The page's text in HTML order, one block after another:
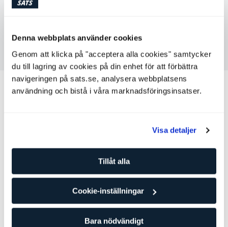
Denna webbplats använder cookies
Genom att klicka på "acceptera alla cookies" samtycker
du till lagring av cookies på din enhet för att förbättra
navigeringen på sats.se, analysera webbplatsens
användning och bistå i våra marknadsföringsinsatser.
Visa detaljer
Tillåt alla
Cookie-inställningar
Bara nödvändigt
Söndag
Andra personliga tränare som kan
SATS Södra Station Nivå: 3
Träning för gravida